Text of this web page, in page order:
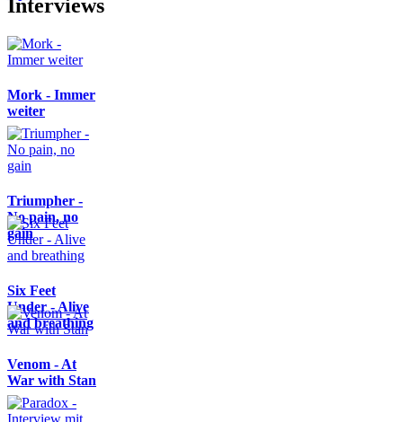
Interviews
Mork - Immer
weiter
Triumpher -
No pain, no
gain
Six Feet
Under - Alive
and breathing
Venom - At
War with Stan